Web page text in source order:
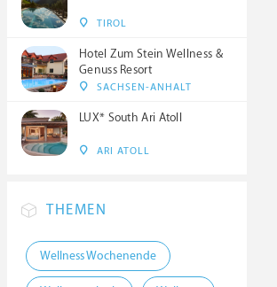
TIROL
Hotel Zum Stein Wellness &
Genuss Resort
SACHSEN-ANHALT
LUX* South Ari Atoll
ARI ATOLL
THEMEN
Wellness Wochenende